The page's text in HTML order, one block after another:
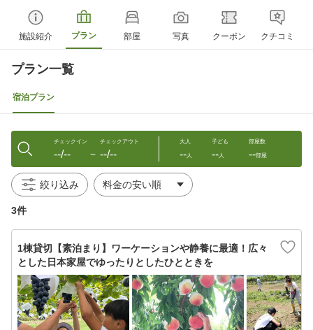
施設紹介 プラン 部屋 写真 クーポン クチコミ
プラン一覧
宿泊プラン
チェックイン
--/-- 〜
チェックアウト
--/--
大人
--人
子ども
--人
部屋数
--部屋
絞り込み
3件
1棟貸切【素泊まり】ワーケーションや静養に最適！広々
とした日本家屋でゆったりとしたひとときを